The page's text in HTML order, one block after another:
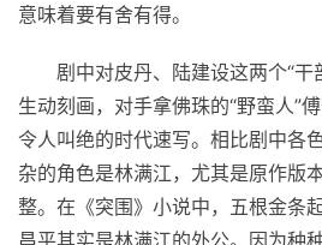
意味着要有舍有得。
剧中对皮丹、陆建设这两个“干
生动刻画，对手拿佛珠的“野蛮人”
令人叫绝的时代速写。相比剧中各
杂的角色是林满江，尤其是原作版
整。在《突围》小说中，五根金条
昌平其实是林满江的外公。因为种